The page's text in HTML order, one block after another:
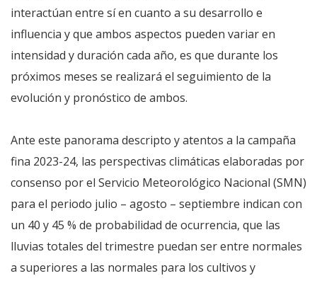
interactúan entre sí en cuanto a su desarrollo e
influencia y que ambos aspectos pueden variar en
intensidad y duración cada año, es que durante los
próximos meses se realizará el seguimiento de la
evolución y pronóstico de ambos.
Ante este panorama descripto y atentos a la campaña
fina 2023-24, las perspectivas climáticas elaboradas por
consenso por el Servicio Meteorológico Nacional (SMN)
para el periodo julio – agosto – septiembre indican con
un 40 y 45 % de probabilidad de ocurrencia, que las
lluvias totales del trimestre puedan ser entre normales
a superiores a las normales para los cultivos y